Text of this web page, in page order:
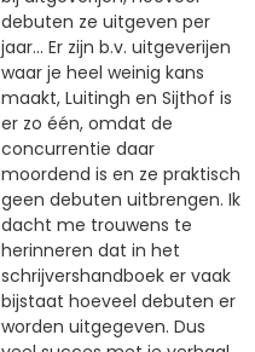
debuten ze uitgeven per
jaar... Er zijn b.v. uitgeverijen
waar je heel weinig kans
maakt, Luitingh en Sijthof is
er zo één, omdat de
concurrentie daar
moordend is en ze praktisch
geen debuten uitbrengen. Ik
dacht me trouwens te
herinneren dat in het
schrijvershandboek er vaak
bijstaat hoeveel debuten er
worden uitgegeven. Dus